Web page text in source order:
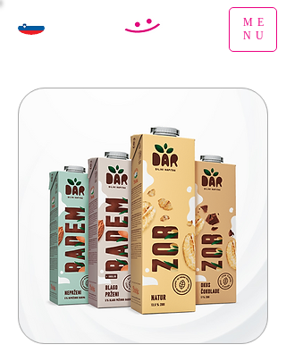
ME
NU